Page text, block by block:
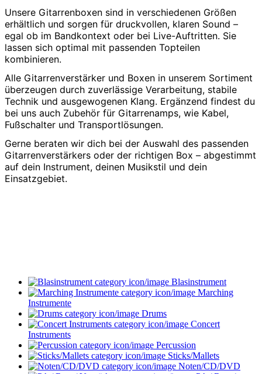
Unsere Gitarrenboxen sind in verschiedenen Größen
erhältlich und sorgen für druckvollen, klaren Sound –
egal ob im Bandkontext oder bei Live-Auftritten. Sie
lassen sich optimal mit passenden Topteilen
kombinieren.
Alle Gitarrenverstärker und Boxen in unserem Sortiment
überzeugen durch zuverlässige Verarbeitung, stabile
Technik und ausgewogenen Klang. Ergänzend findest du
bei uns auch Zubehör für Gitarrenamps, wie Kabel,
Fußschalter und Transportlösungen.
Gerne beraten wir dich bei der Auswahl des passenden
Gitarrenverstärkers oder der richtigen Box – abgestimmt
auf dein Instrument, deinen Musikstil und dein
Einsatzgebiet.
Blasinstrument
Marching
Instrumente
Drums
Concert
Instruments
Percussion
Sticks/Mallets
Noten/CD/DVD